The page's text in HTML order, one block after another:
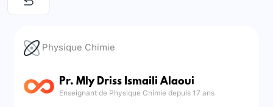
Physique Chimie
Pr. Mly Driss Ismaili Alaoui
Enseignant de Physique Chimie depuis 17 ans